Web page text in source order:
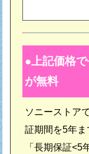
上記価格
が無料
ソニーストア
証期間を5年ま
「長期保証<5